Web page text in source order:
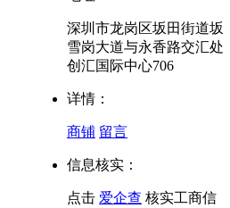
深圳市龙岗区坂田街道坂
雪岗大道与永香路交汇处
创汇国际中心706
详情：
商铺 留言
信息核实：
点击 爱企查 核实工商信